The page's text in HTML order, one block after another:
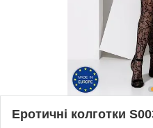
Еротичні колготки